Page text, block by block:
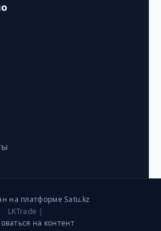
на платформе Satu.kz
LKTrade |
на контент